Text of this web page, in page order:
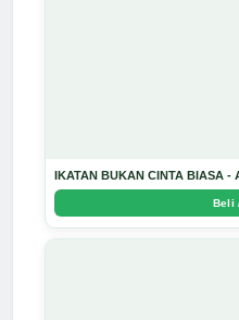
IKATAN BUKAN CINTA BIASA -
Beli